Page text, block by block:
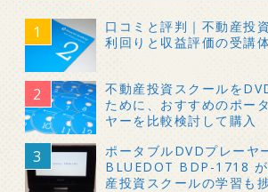
口コミと評判｜不動産投
利回りと収益評価の受講
不動産投資スクールを
ために、おすすめのポー
ヤーを比較検討して購入
ポータブルDVDプレーヤ
BLUEDOT BDP-1718 が
産投資スクールの学習も